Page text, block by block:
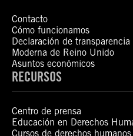
Contacto
Cómo funcionamos
Declaración de
Moderna de Reino Unido
Asuntos económicos
RECURSOS
Centro de prensa
Educación en Derechos
Cursos de derechos humanos